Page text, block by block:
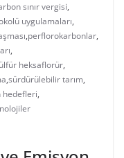
sınır vergisi,
uygulamaları,
,perflorokarbonlar,
,
heksaflorür,
,sürdürülebilir tarım,
hedefleri,